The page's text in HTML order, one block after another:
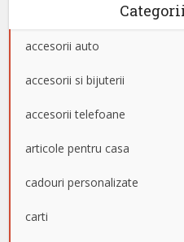
accesorii auto
accesorii si bijuterii
accesorii telefoane
articole pentru casa
cadouri personalizate
carti